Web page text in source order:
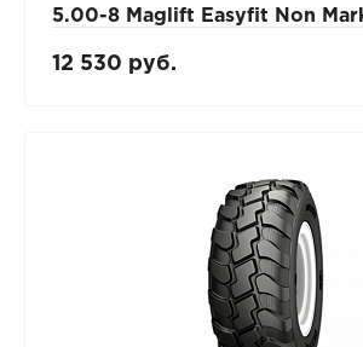
5.00-8 Maglift Easyfit Non
12 530 руб.